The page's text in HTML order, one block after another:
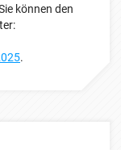
können den
.